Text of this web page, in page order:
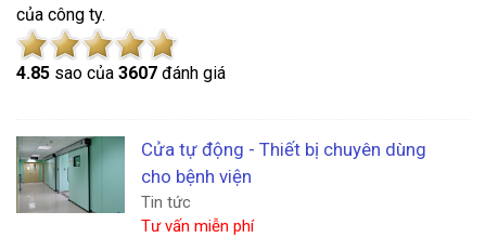
của công ty.
4.85 sao của 3607 đánh giá
Cửa tự động - Thiết bị chuyên dùng
cho bệnh viện
Tin tức
Tư vấn miễn phí